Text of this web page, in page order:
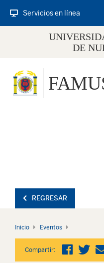
Servicios en línea
DE
REGRESAR
Inicio Eventos
Compartir: